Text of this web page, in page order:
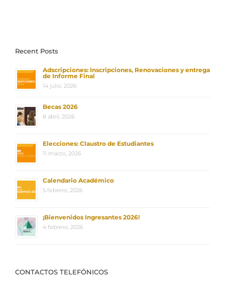
Recent Posts
Adscripciones: Inscripciones, Renovaciones y entrega
de Informe Final
14 julio, 2026
Becas 2026
8 abril, 2026
Elecciones: Claustro de Estudiantes
11 marzo, 2026
Calendario Académico
5 febrero, 2026
¡Bienvenidos Ingresantes 2026!
4 febrero, 2026
CONTACTOS TELEFÓNICOS